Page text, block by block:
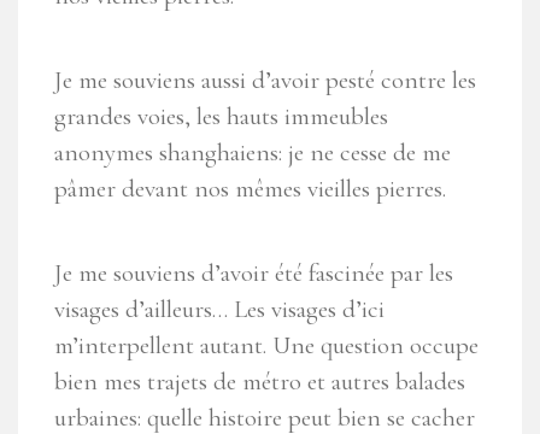
Je me souviens aussi d’avoir pesté contre les
grandes voies, les hauts immeubles
anonymes shanghaiens: je ne cesse de me
pâmer devant nos mêmes vieilles pierres.
Je me souviens d’avoir été fascinée par les
visages d’ailleurs… Les visages d’ici
m’interpellent autant. Une question occupe
bien mes trajets de métro et autres balades
urbaines: quelle histoire peut bien se cacher